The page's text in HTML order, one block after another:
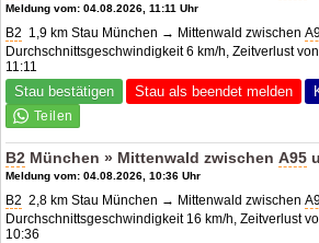
Meldung vom: 04.08.2026, 11:11 Uhr
B2 1,9 km Stau München → Mittenwald zwischen
Durchschnittsgeschwindigkeit 6 km/h, Zeitverlust
11:11
Stau bestätigen Stau als beendet melden
B2 München » Mittenwald zwischenA95
Meldung vom: 04.08.2026, 10:36 Uhr
B2 2,8 km Stau München → Mittenwald zwischen
Durchschnittsgeschwindigkeit 16 km/h, Zeitverlust
10:36